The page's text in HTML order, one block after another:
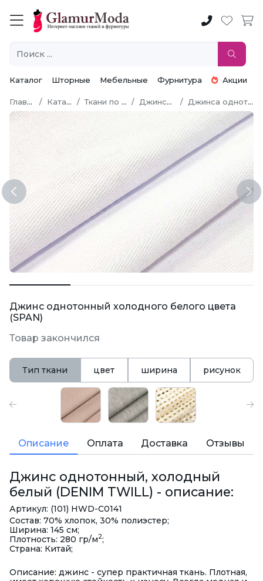
Каталог Шторные Мебельные Фурнитура Акции
Главная Каталог Ткани по типу Джинсовая Джинса однотонная
Previous
Джинс однотонный холодного белого цвета
(SPAN)
Товар закончился
Тип ткани цвет ширина рисунок
Описание Оплата Доставка Отзывы
Джинс однотонный, холодный
белый (DENIM TWILL) - описание:
Артикул: (101) HWD-C0141
Состав: 70% хлопок, 30% полиэстер;
Ширина: 145 см;
Плотность: 280 гр/м2;
Страна: Китай;
Описание: джинс - супер практичная ткань. Плотная,